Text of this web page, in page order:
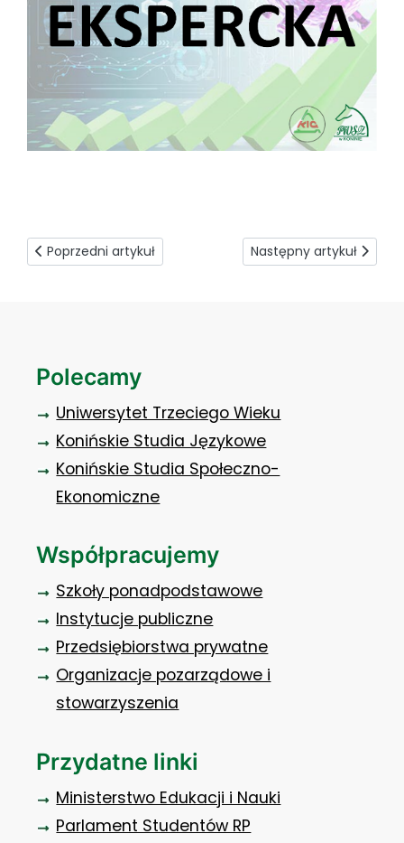
Poprzedni artykuł: Studia z PWiK-iem
Poprzedni artykuł Następny artykuł:
Następny artykuł
Polecamy
Uniwersytet Trzeciego Wieku
Konińskie Studia Językowe
Konińskie Studia Społeczno-
Ekonomiczne
Współpracujemy
Szkoły ponadpodstawowe
Instytucje publiczne
Przedsiębiorstwa prywatne
Organizacje pozarządowe i
stowarzyszenia
Przydatne linki
Ministerstwo Edukacji i Nauki
Parlament Studentów RP